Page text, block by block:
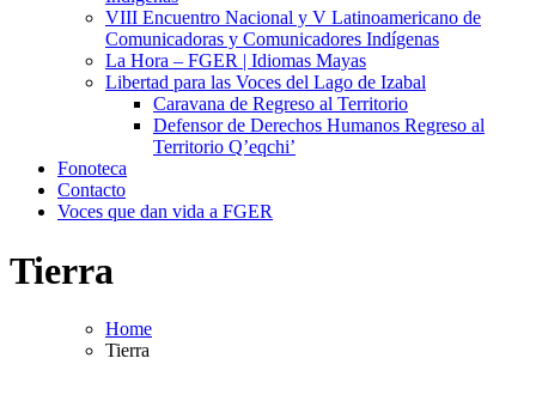
VIII Encuentro Nacional y V Latinoamericano de
Comunicadoras y Comunicadores Indígenas
La Hora – FGER | Idiomas Mayas
Libertad para las Voces del Lago de Izabal
Caravana de Regreso al Territorio
Defensor de Derechos Humanos Regreso al
Territorio Q’eqchi’
Fonoteca
Contacto
Voces que dan vida a FGER
Tierra
Home
Tierra